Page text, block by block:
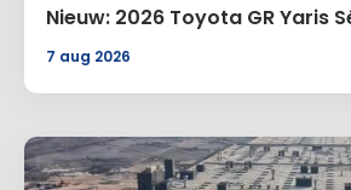
Nieuw: 2026 Toyota GR Yaris
7 aug 2026